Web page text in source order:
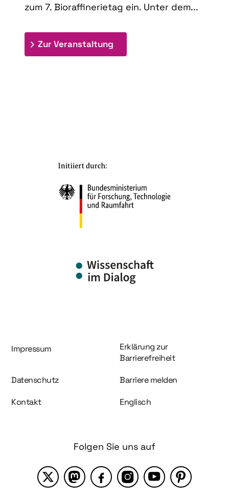
zum 7. Bioraffinerietag ein. Unter dem...
Zur Veranstaltung
Information und Service
Impressum
Erklärung zur
Barrierefreiheit
Datenschutz Barriere melden
Kontakt Englisch
Folgen Sie uns auf